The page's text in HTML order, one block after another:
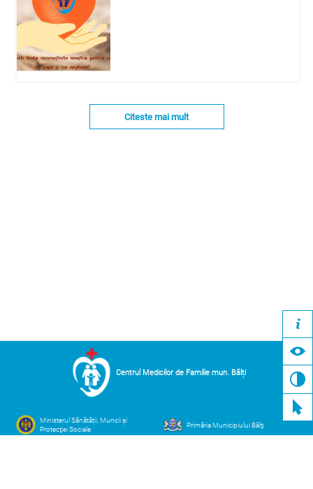
Citeste mai mult
Centrul Medicilor de Familie mun. Bălți
Ministerul Sănătății, Muncii și
Protecţiei Sociale
Primăria Municipiului Bălţi